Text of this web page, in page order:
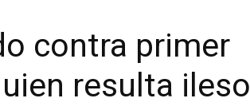
contra primer
resulta ileso